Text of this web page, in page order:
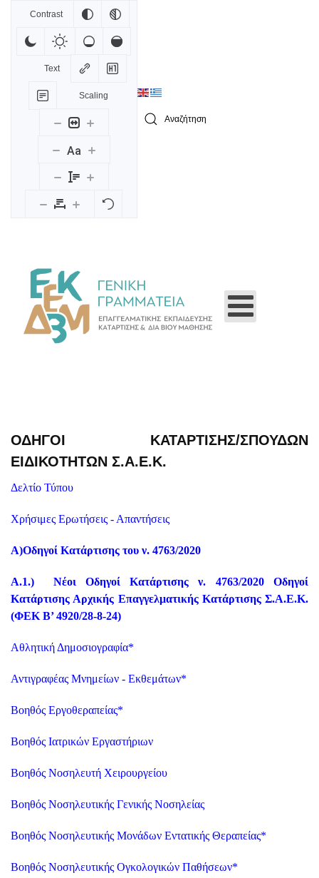
Skip to main content
Contrast
Text
Scaling
Aa
ΟΔΗΓΟΊ ΚΑΤΆΡΤΙΣΗΣ/ΣΠΟΥΔΏΝ
ΕΙΔΙΚΟΤΉΤΩΝ Σ.Α.Ε.Κ.
Δελτίο Τύπου
Χρήσιμες Ερωτήσεις - Απαντήσεις
Α)Οδηγοί Κατάρτισης του ν. 4763/2020
Α.1.)
Νέοι Οδηγοί Κατάρτισης ν. 4763/2020 Οδηγοί
Κατάρτισης Αρχικής Επαγγελματικής Κατάρτισης Σ.Α.Ε.Κ.
(ΦΕΚ Β’ 4920/28-8-24)
Αθλητική Δημοσιογραφία*
Αντιγραφέας Μνημείων - Εκθεμάτων*
Βοηθός Εργοθεραπείας*
Βοηθός Ιατρικών Εργαστήριων
Βοηθός Νοσηλευτή Χειρουργείου
Βοηθός Νοσηλευτικής Γενικής Νοσηλείας
Βοηθός Νοσηλευτικής Μονάδων Εντατικής Θεραπείας*
Βοηθός Νοσηλευτικής Ογκολογικών Παθήσεων*